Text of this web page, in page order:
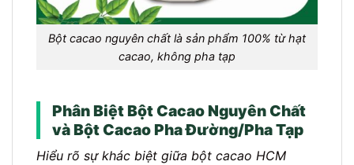
Bột cacao nguyên chất là sản phẩm 100% từ hạt
cacao, không pha tạp
Phân Biệt Bột Cacao Nguyên Chất
và Bột Cacao Pha Đường/Pha Tạp
Hiểu rõ sự khác biệt giữa bột cacao HCM